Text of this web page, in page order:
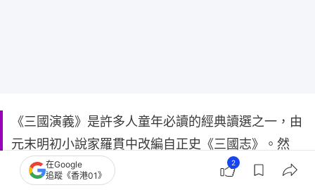
《三國演義》是許多人童年必讀的經典讀選之一，由
元末明初小說家羅貫中改編自正史《三國志》。然
而，其實有許多橋段並非史實，而最讓人訝異的細節
在Google
追蹤《香港01》
2